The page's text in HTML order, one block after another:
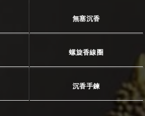
無塞沉香
螺旋香線圈
沉香手鍊